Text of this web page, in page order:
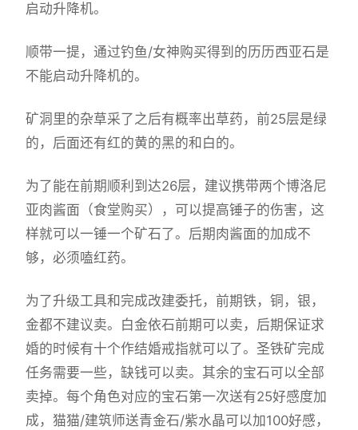
启动升降机。
顺带一提，通过钓鱼/女神购买得到的历历西亚石是
不能启动升降机的。
矿洞里的杂草采了之后有概率出草药，前25层是绿
的，后面还有红的黄的黑的和白的。
为了能在前期顺利到达26层，建议携带两个博洛尼
亚肉酱面（食堂购买），可以提高锤子的伤害，这
样就可以一锤一个矿石了。后期肉酱面的加成不
够，必须嗑红药。
为了升级工具和完成改建委托，前期铁，铜，银，
金都不建议卖。白金依石前期可以卖，后期保证求
婚的时候有十个作结婚戒指就可以了。圣铁矿完成
任务需要一些，缺钱可以卖。其余的宝石可以全部
卖掉。每个角色对应的宝石第一次送有25好感度加
成，猫猫/建筑师送青金石/紫水晶可以加100好感，